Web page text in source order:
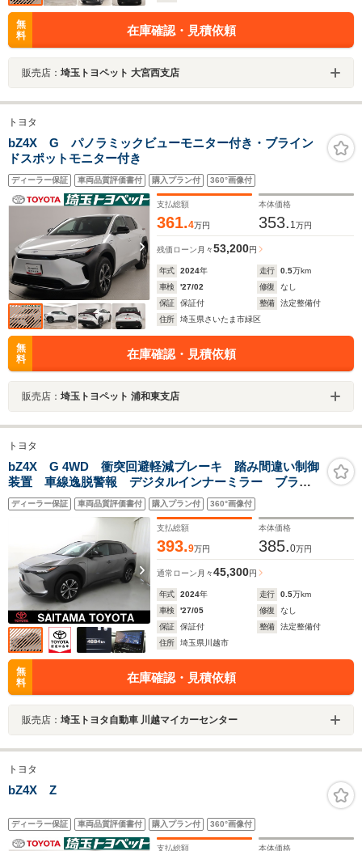
無
料
在庫確認・見積依頼
販売店： 埼玉トヨペット 大宮西支店
トヨタ
bZ4X G パノラミックビューモニター付き・ブライン
ドスポットモニター付き
ディーラー保証 車両品質評価書付 購入プラン付 360°画像付
支払総額
361.4万円
本体価格
353. 1万円
残価ローン 月々53,200円
年式 2024年 走行 0.5万km
車検
'27/02 修復
なし
保証
保証付 整備
法定整備付
住所
埼玉県さいたま市緑区
無
料
在庫確認・見積依頼
販売店： 埼玉トヨペット 浦和東支店
トヨタ
bZ4X G 4WD 衝突回避軽減ブレーキ 踏み間違い制御
装置 車線逸脱警報 デジタルインナーミラー ブライ
ンドモニター パノラミックビューモニター ディスプ
レイオーディオ フルセグTV LEDヘッドランプ 前歴
ディーラー保証 車両品質評価書付 購入プラン付 360°画像付
支払総額
393.9万円
本体価格
385.0万円
通常ローン 月々45,300円
年式 2024年 走行 0.5万km
車検
'27/05 修復
なし
保証
保証付 整備
法定整備付
住所
埼玉県川越市
無
料
在庫確認・見積依頼
販売店： 埼玉トヨタ自動車 川越マイカーセンター
トヨタ
bZ4X Z
ディーラー保証 車両品質評価書付 購入プラン付 360°画像付
支払総額 本体価格